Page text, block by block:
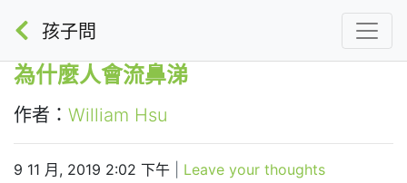
孩子問
為什麼人會流鼻涕
作者： William Hsu
9 11 月, 2019 2:02 下午 Leave your thoughts